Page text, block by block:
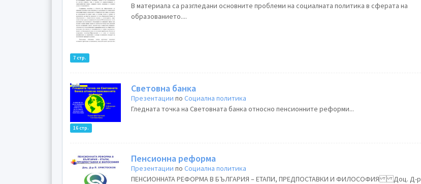
7 стр.
В материала са разгледани основните проблеми на социалната политика в сферата на
образованието....
16 стр.
Световна банка
Презентации поСоциална политика
Гледната точка на Световната банка относно пенсионните реформи...
Пенсионна реформа
Презентации поСоциална политика
ПЕНСИОННАТА РЕФОРМА В БЪЛГАРИЯ – ЕТАПИ, ПРЕДПОСТАВКИ И ФИЛОСОФИЯ Доц. Д-р